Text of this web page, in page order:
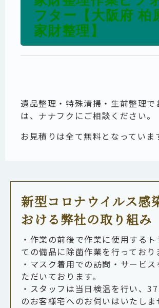
フター【大阪府 柏
家財整理】
遺品整理・特殊清掃・生前整理で
は、ナナフクにご相談ください。
お見積りは全て無料となっていま
新型コロナウイルス感
おける弊社の取り組み
・作業の前後で作業に使用する
ての備品に除菌作業を行っており
・マスク着用での訪問・サービ
ただいております。
・スタッフは当日検温を行い、
のお客様宅へのお伺いはいたしま